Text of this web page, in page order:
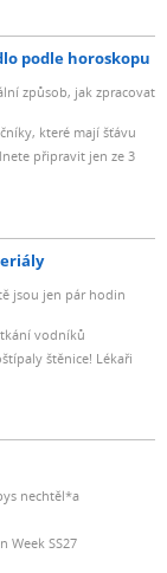
podle horoskopu
způsob, jak zpracovat
které mají šťávu
připravit jen ze 3
jsou jen pár hodin
vodníků
štěnice! Lékaři
nechtěl*a
Week SS27